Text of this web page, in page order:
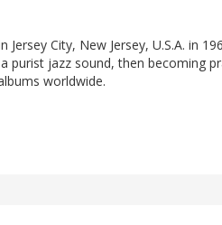
City, New Jersey, U.S.A. in
purist jazz sound, then becoming
worldwide.